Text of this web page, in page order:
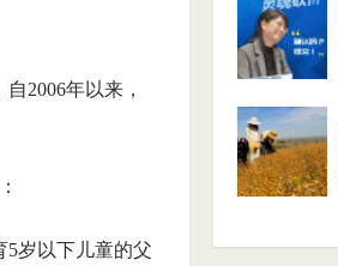
2006年以来，
5岁以下儿童的父